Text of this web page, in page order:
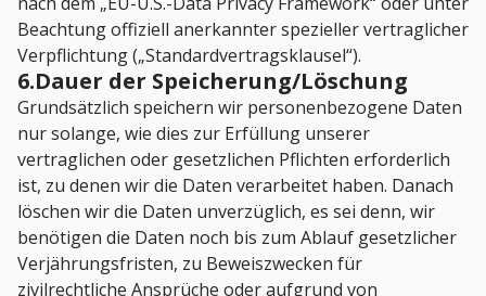
Beachtung offiziell anerkannter spezieller vertraglicher
Verpflichtung („Standardvertragsklausel“).
6.Dauer der Speicherung/Löschung
Grundsätzlich speichern wir personenbezogene Daten
nur solange, wie dies zur Erfüllung unserer
vertraglichen oder gesetzlichen Pflichten erforderlich
ist, zu denen wir die Daten verarbeitet haben. Danach
löschen wir die Daten unverzüglich, es sei denn, wir
benötigen die Daten noch bis zum Ablauf gesetzlicher
Verjährungsfristen, zu Beweiszwecken für
zivilrechtliche Ansprüche oder aufgrund von